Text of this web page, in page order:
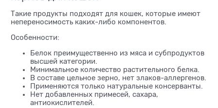
Такие продукты подходят для кошек, которые имеют
непереносимость каких-либо компонентов.
Особенности:
Белок преимущественно из мяса и субпродуктов
высшей категории.
Минимальное количество растительного белка.
В составе цельное зерно, нет злаков-аллергенов.
Применяются только натуральные консерванты.
Нет добавленных примесей, сахара,
антиокислителей.